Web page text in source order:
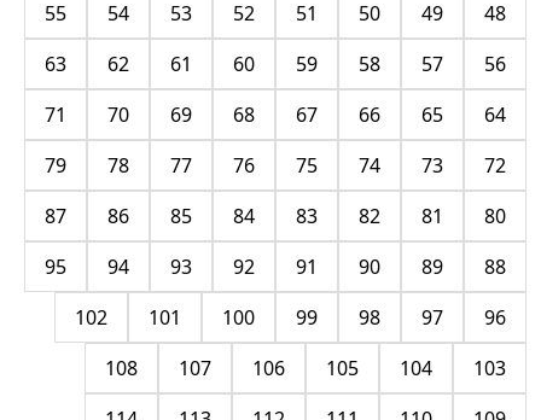
48
49
50
51
52
53
54
55
56
57
58
59
60
61
62
63
64
65
66
67
68
69
70
71
72
73
74
75
76
77
78
79
80
81
82
83
84
85
86
87
88
89
90
91
92
93
94
95
96
97
98
99
100
101
102
103
104
105
106
107
108